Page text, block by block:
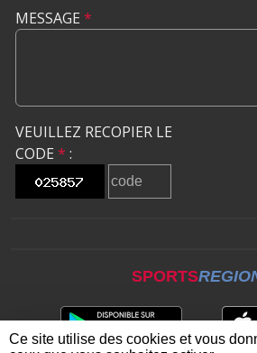
MESSAGE *
VEUILLEZ RECOPIER LE
CODE * :
SPORTS
Ce site utilise des cookies et vous